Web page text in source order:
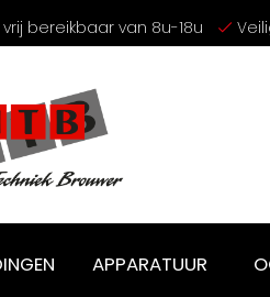
bereikbaar van 8u-18u
APPARATUUR